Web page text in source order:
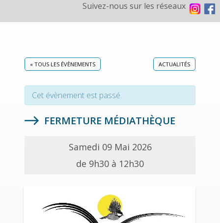
Suivez-nous sur les réseaux
« TOUS LES ÉVÈNEMENTS ACTUALITÉS
Cet évènement est passé.
FERMETURE MÉDIATHÈQUE
Samedi 09 Mai 2026
de 9h30 à 12h30